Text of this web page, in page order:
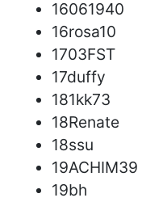
16061940
16rosa10
1703FST
17duffy
181kk73
18Renate
18ssu
19ACHIM39
19bh